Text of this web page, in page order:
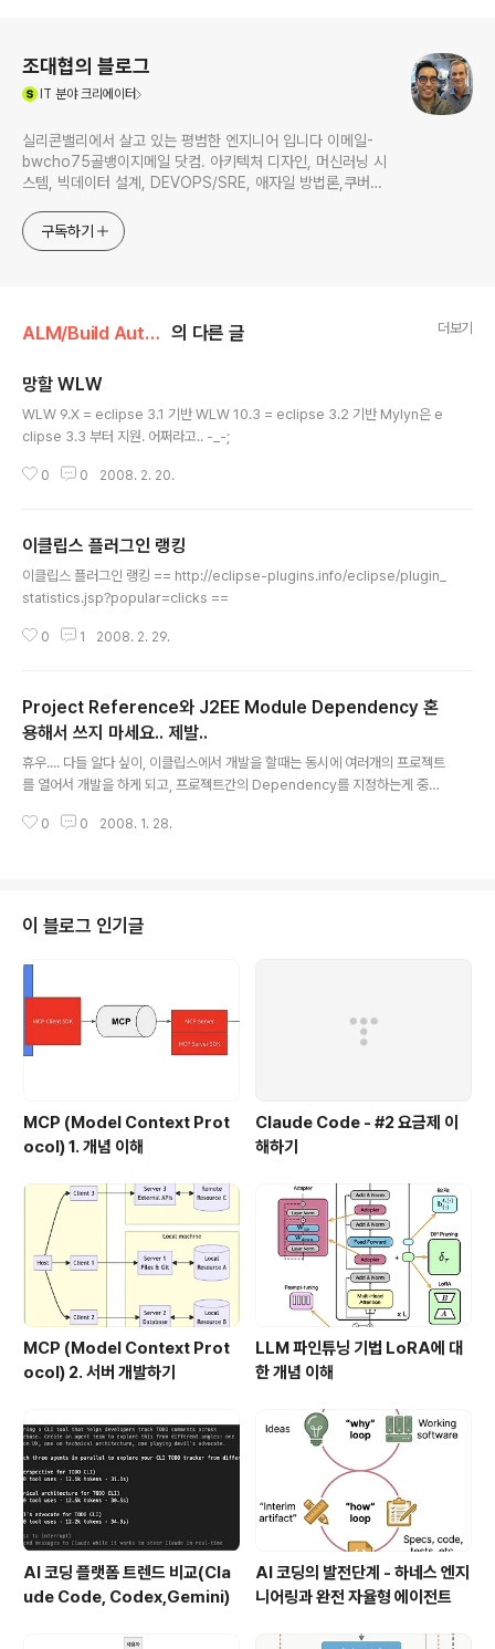
조대협의 블로그
IT 분야 크리에이터
실리콘밸리에서 살고 있는 평범한 엔지니어 입니다 이메일-
bwcho75골뱅이지메일 닷컴. 아키텍처 디자인, 머신러닝 시
스템, 빅데이터 설계, DEVOPS/SRE, 애자일 방법론,쿠버네
한 기술 멘토링과 강의 진행합니다. Linkedin :
https://www.linkedin.com/in/terrycho75/
구독하기
ALM/Build Automation(이클립스) 의 다른 글 더보기
망할 WLW
WLW 9.X = eclipse 3.1 기반 WLW 10.3 = eclipse 3.2 기반 Mylyn은 e
clipse 3.3 부터 지원. 어쩌라고.. -_-;
0 0 2008. 2. 20.
이클립스 플러그인 랭킹
이클립스 플러그인 랭킹 == http://eclipse-plugins.info/eclipse/plugin_
statistics.jsp?popular=clicks ==
0 1 2008. 2. 29.
Project Reference와 J2EE Module Dependency 혼
용해서 쓰지 마세요.. 제발..
휴우.... 다들 알다 싶이, 이클립스에서 개발을 할때는 동시에 여러개의 프로젝트
를 열어서 개발을 하게 되고, 프로젝트간의 Dependency를 지정하는게 중요
총 9개의 프로젝트로 나뉘어져 있는데... 이게 정리가 안되서 컴파일이 제대로
마느냐를 결정하는것으로 보면 된다. 현재 프로젝트를 빌드하고자 할때, 다른
프로젝트의 class가 필요한 경우 Project..
0 0 2008. 1. 28.
이 블로그 인기글
MCP (Model Context Prot
ocol) 1. 개념 이해
Claude Code - #2 요금제 이
해하기
MCP (Model Context Prot
ocol) 2. 서버 개발하기
LLM 파인튜닝 기법 LoRA에 대
한 개념 이해
AI 코딩 플랫폼 트렌드 비교(Cla
ude Code, Codex,Gemini)
AI 코딩의 발전단계 - 하네스 엔지
니어링과 완전 자율형 에이전트